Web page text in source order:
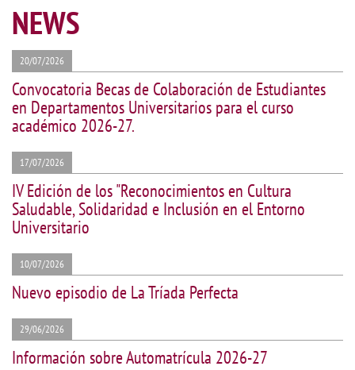
NEWS
20/07/2026
Convocatoria Becas de Colaboración de Estudiantes
en Departamentos Universitarios para el curso
académico 2026-27.
17/07/2026
IV Edición de los "Reconocimientos en Cultura
Saludable, Solidaridad e Inclusión en el Entorno
Universitario
10/07/2026
Nuevo episodio de La Tríada Perfecta
29/06/2026
Información sobre Automatrícula 2026-27